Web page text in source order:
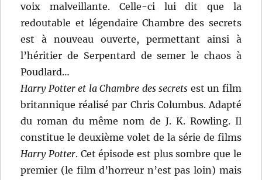
voix malveillante. Celle-ci lui dit que la
redoutable et légendaire Chambre des secrets
est à nouveau ouverte, permettant ainsi à
l’héritier de Serpentard de semer le chaos à
Poudlard…
Harry Potter et la Chambre des secrets est un film
britannique réalisé par Chris Columbus. Adapté
du roman du même nom de J. K. Rowling. Il
constitue le deuxième volet de la série de films
Harry Potter. Cet épisode est plus sombre que le
premier (le film d’horreur n’est pas loin) mais